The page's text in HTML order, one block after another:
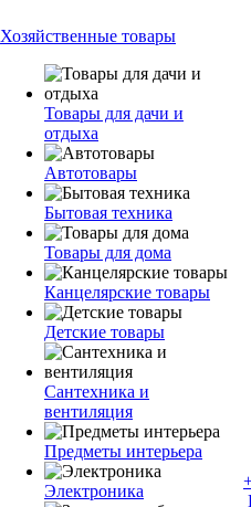
Хозяйственные товары
Товары для дачи и
отдыха
Автотовары
Бытовая техника
Товары для дома
Канцелярские товары
Детские товары
Сантехника и
вентиляция
Предметы интерьера
Электроника